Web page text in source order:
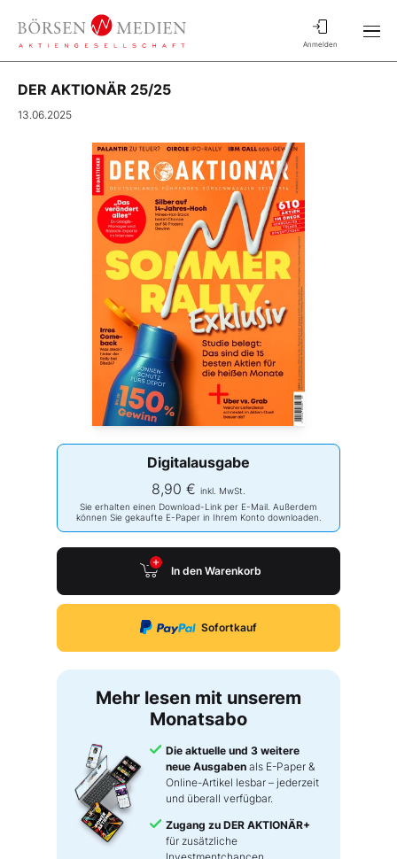
Anmelden
DER AKTIONÄR 25/25
13.06.2025
Digitalausgabe
8,90 € inkl. MwSt.
Sie erhalten einen Download-Link per E-Mail. Außerdem
können Sie gekaufte E-Paper in Ihrem Konto downloaden.
In den Warenkorb
Sofortkauf
Mehr lesen mit unserem
Monatsabo
Die aktuelle und 3 weitere
neue Ausgaben als E-Paper &
Online-Artikel lesbar – jederzeit
und überall verfügbar.
Zugang zu DER AKTIONÄR+
für zusätzliche